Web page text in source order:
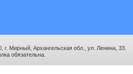
г. Мирный, Архангельская обл., ул. Ленина, 33.
обязательна.